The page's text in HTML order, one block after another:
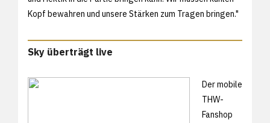
Kopf bewahren und unsere Stärken zum Tragen bringen."
Sky überträgt live
Der mobile
THW-
Fanshop